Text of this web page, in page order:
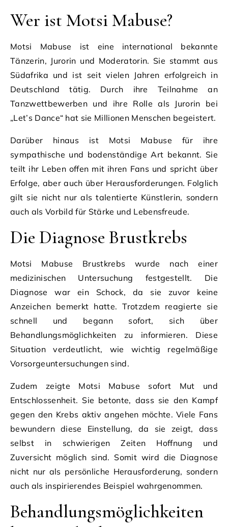
Wer ist Motsi Mabuse?
Motsi Mabuse ist eine international bekannte
Tänzerin, Jurorin und Moderatorin. Sie stammt aus
Südafrika und ist seit vielen Jahren erfolgreich in
Deutschland tätig. Durch ihre Teilnahme an
Tanzwettbewerben und ihre Rolle als Jurorin bei
„Let’s Dance“ hat sie Millionen Menschen begeistert.
Darüber hinaus ist Motsi Mabuse für ihre
sympathische und bodenständige Art bekannt. Sie
teilt ihr Leben offen mit ihren Fans und spricht über
Erfolge, aber auch über Herausforderungen. Folglich
gilt sie nicht nur als talentierte Künstlerin, sondern
auch als Vorbild für Stärke und Lebensfreude.
Die Diagnose Brustkrebs
Motsi Mabuse Brustkrebs wurde nach einer
medizinischen Untersuchung festgestellt. Die
Diagnose war ein Schock, da sie zuvor keine
Anzeichen bemerkt hatte. Trotzdem reagierte sie
schnell und begann sofort, sich über
Behandlungsmöglichkeiten zu informieren. Diese
Situation verdeutlicht, wie wichtig regelmäßige
Vorsorgeuntersuchungen sind.
Zudem zeigte Motsi Mabuse sofort Mut und
Entschlossenheit. Sie betonte, dass sie den Kampf
gegen den Krebs aktiv angehen möchte. Viele Fans
bewundern diese Einstellung, da sie zeigt, dass
selbst in schwierigen Zeiten Hoffnung und
Zuversicht möglich sind. Somit wird die Diagnose
nicht nur als persönliche Herausforderung, sondern
auch als inspirierendes Beispiel wahrgenommen.
Behandlungsmöglichkeiten